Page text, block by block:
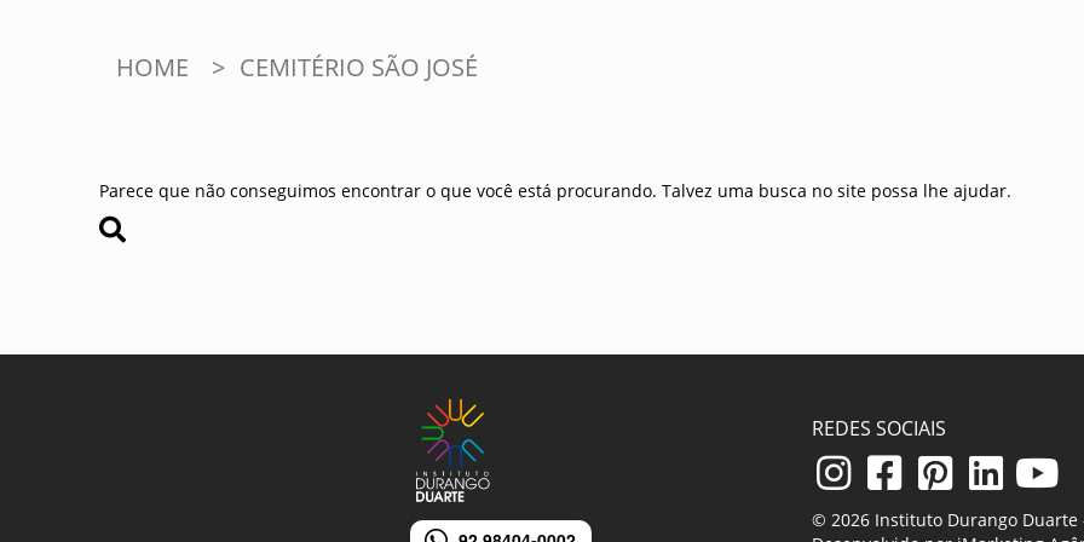
HOME > CEMITÉRIO SÃO JOSÉ
Parece que não conseguimos encontrar o que você está procurando. Talvez uma busca no site possa lhe ajudar.
REDES SOCIAIS
© 2026 Instituto Durango Duarte